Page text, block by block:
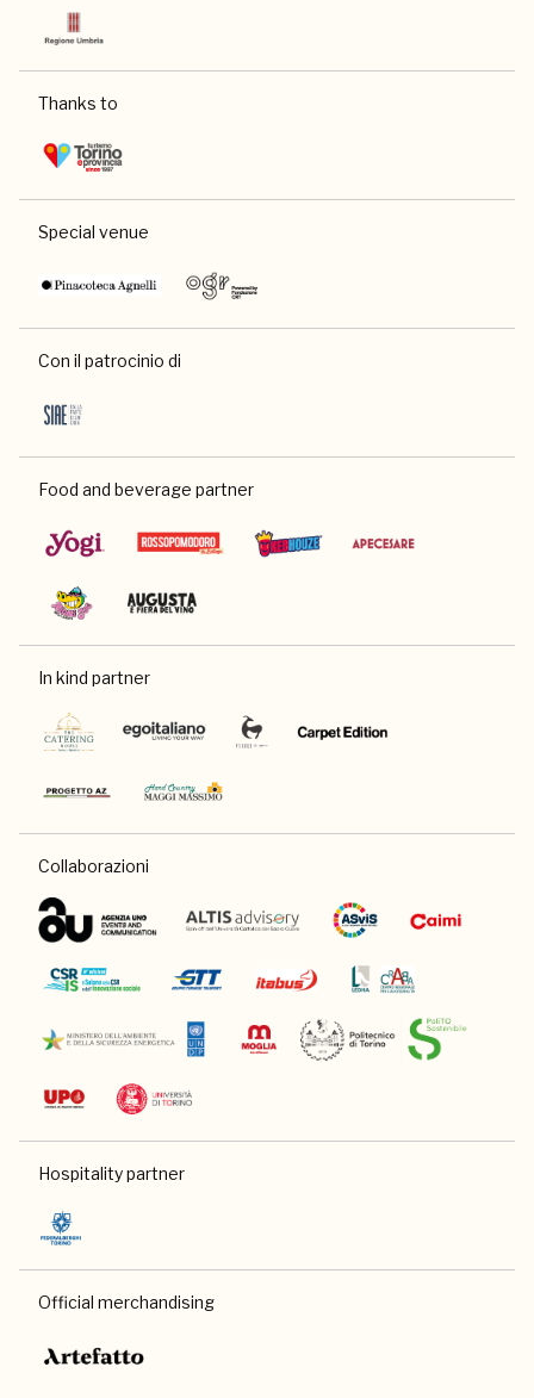
Thanks to
Special venue
Con il patrocinio di
Food and beverage partner
In kind partner
Collaborazioni
Hospitality partner
Official merchandising